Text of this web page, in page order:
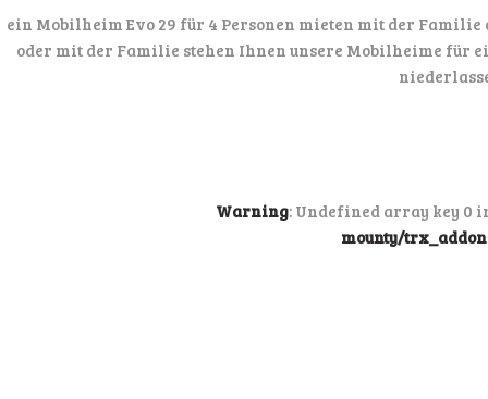
ein Mobilheim Evo 29 für 4 Personen mieten mit der
oder mit der Familie stehen Ihnen unsere Mobilheime für
Warning: Undefined array key 0
mounty/